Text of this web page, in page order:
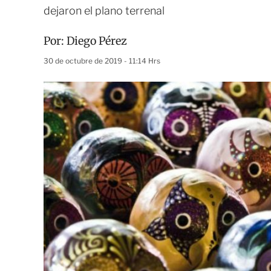
dejaron el plano terrenal
Por: Diego Pérez
30 de octubre de 2019 - 11:14 Hrs